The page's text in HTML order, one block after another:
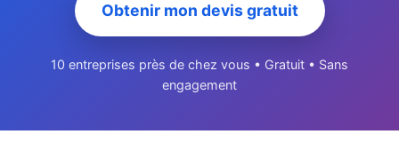
Obtenir mon devis gratuit
10 entreprises près de chez vous • Gratuit • Sans
engagement